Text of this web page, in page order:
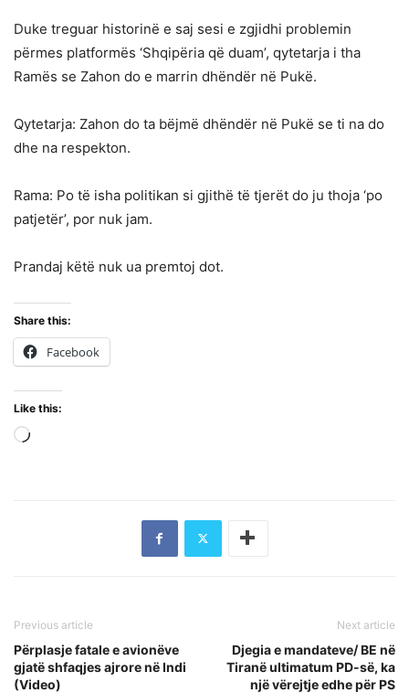
Duke treguar historinë e saj sesi e zgjidhi problemin
përmes platformës ‘Shqipëria që duam’, qytetarja i tha
Ramës se Zahon do e marrin dhëndër në Pukë.
Qytetarja: Zahon do ta bëjmë dhëndër në Pukë se ti na do
dhe na respekton.
Rama: Po të isha politikan si gjithë të tjerët do ju thoja ‘po
patjetër’, por nuk jam.
Prandaj këtë nuk ua premtoj dot.
Share this:
Facebook
Like this:
Previous article
Përplasje fatale e avionëve
gjatë shfaqjes ajrore në Indi
(Video)
Next article
Djegia e mandateve/ BE në
Tiranë ultimatum PD-së, ka
një vërejtje edhe për PS